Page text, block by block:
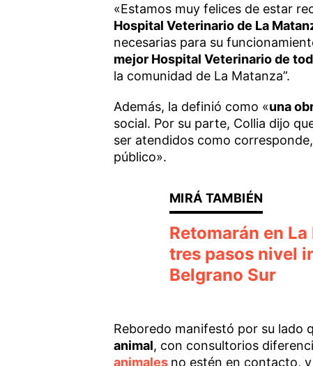
«Estamos muy felices de estar
Hospital Veterinario de La
necesarias para su
mejor Hospital Veterinario de
la comunidad de La Matanza”.
Además, la definió como «una
social. Por su parte, Collia dijo
ser atendidos como
público».
Retomarán en
tres pasos nivel
Belgrano Sur
Reboredo manifestó por su lado
animal, con consultorios
animales no estén en contacto,